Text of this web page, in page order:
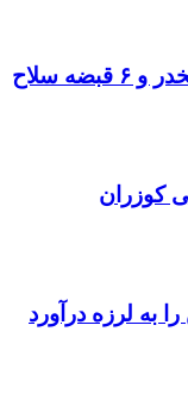
کشف حدود ۳۰۰ کیلوگرم موادمخدر و ۶ قبضه سلاح
کوزران
به لرزه درآورد